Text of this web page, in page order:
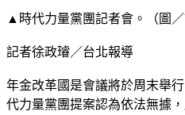
▲時代力量黨團記者會。（圖／
記者徐政璿／台北報導
年金改革國是會議將於周末舉
代力量黨團提案認為依法無據